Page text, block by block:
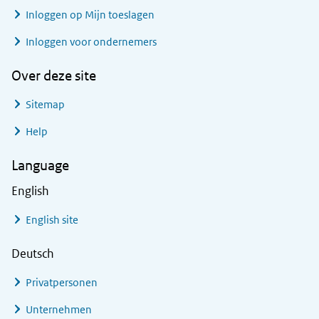
Inloggen op Mijn toeslagen
Inloggen voor ondernemers
Over deze site
Sitemap
Help
Language
English
English site
Deutsch
Privatpersonen
Unternehmen